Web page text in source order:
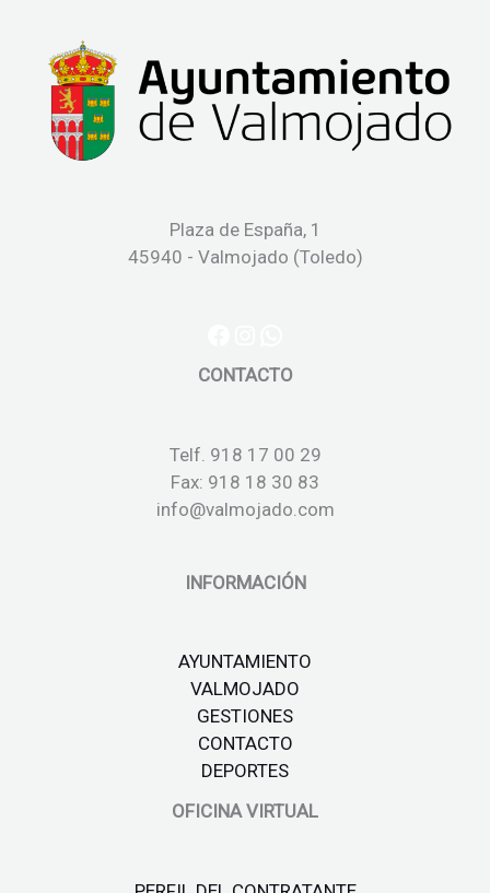
Plaza de España, 1
45940 - Valmojado (Toledo)
CONTACTO
Telf. 918 17 00 29
Fax: 918 18 30 83
info@valmojado.com
INFORMACIÓN
AYUNTAMIENTO
VALMOJADO
GESTIONES
CONTACTO
DEPORTES
OFICINA VIRTUAL